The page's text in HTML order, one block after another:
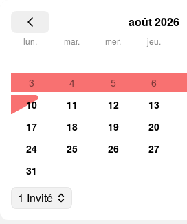
août 2026
lun. mar. mer. jeu.
3
4 5 6
10
11 12 13
17
18 19 20
24
25 26 27
31
1 Invité